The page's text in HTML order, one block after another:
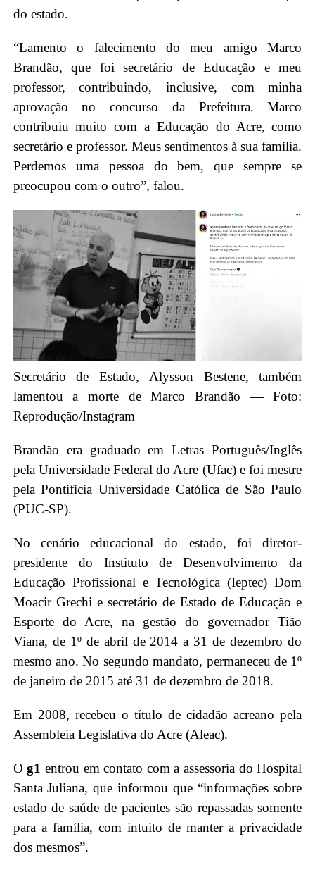
do estado.
“Lamento o falecimento do meu amigo Marco
Brandão, que foi secretário de Educação e meu
professor, contribuindo, inclusive, com minha
aprovação no concurso da Prefeitura. Marco
contribuiu muito com a Educação do Acre, como
secretário e professor. Meus sentimentos à sua família.
Perdemos uma pessoa do bem, que sempre se
preocupou com o outro”, falou.
Secretário de Estado, Alysson Bestene, também
lamentou a morte de Marco Brandão — Foto:
Reprodução/Instagram
Brandão era graduado em Letras Português/Inglês
pela Universidade Federal do Acre (Ufac) e foi mestre
pela Pontifícia Universidade Católica de São Paulo
(PUC-SP).
No cenário educacional do estado, foi diretor-
presidente do Instituto de Desenvolvimento da
Educação Profissional e Tecnológica (Ieptec) Dom
Moacir Grechi e secretário de Estado de Educação e
Esporte do Acre, na gestão do governador Tião
Viana, de 1º de abril de 2014 a 31 de dezembro do
mesmo ano. No segundo mandato, permaneceu de 1º
de janeiro de 2015 até 31 de dezembro de 2018.
Em 2008, recebeu o título de cidadão acreano pela
Assembleia Legislativa do Acre (Aleac).
Og1 entrou em contato com a assessoria do Hospital
Santa Juliana, que informou que “informações sobre
estado de saúde de pacientes são repassadas somente
para a família, com intuito de manter a privacidade
dos mesmos”.